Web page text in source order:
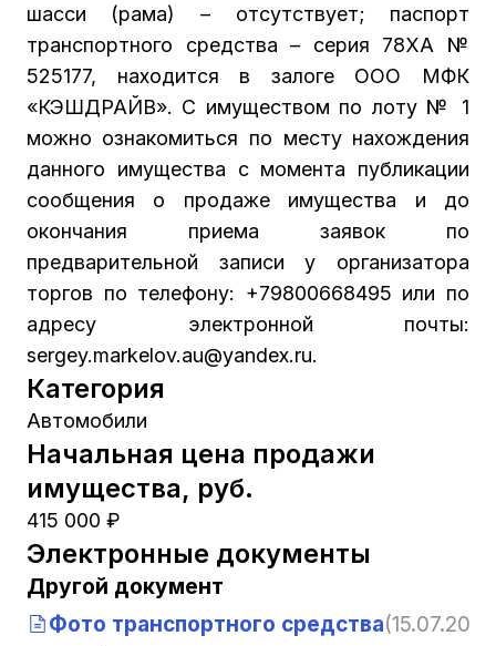
шасси (рама) – отсутствует; паспорт
транспортного средства – серия 78ХА №
525177, находится в залоге ООО МФК
«КЭШДРАЙВ». С имуществом по лоту № 1
можно ознакомиться по месту нахождения
данного имущества с момента публикации
сообщения о продаже имущества и до
окончания приема заявок по
предварительной записи у организатора
торгов по телефону: +79800668495 или по
адресу электронной почты:
sergey.markelov.au@yandex.ru.
Категория
Автомобили
Начальная цена продажи
имущества, руб.
415 000 ₽
Электронные документы
Другой документ
Фото транспортного средства